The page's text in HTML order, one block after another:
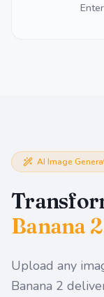
AI Image
Banana 2
Upload any
Banana 2